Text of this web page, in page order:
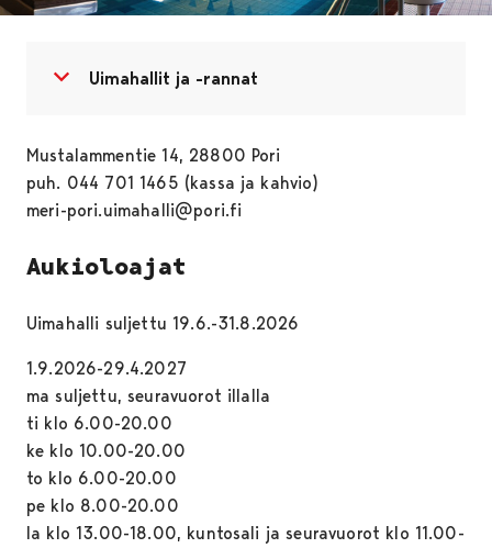
Avaa valikko
Sulje valikko
Uimahallit ja -rannat
Mustalammentie 14, 28800 Pori
puh. 044 701 1465 (kassa ja kahvio)
meri-pori.uimahalli@pori.fi
Aukioloajat
Uimahalli suljettu 19.6.-31.8.2026
1.9.2026-29.4.2027
ma suljettu, seuravuorot illalla
ti klo 6.00-20.00
ke klo 10.00-20.00
to klo 6.00-20.00
pe klo 8.00-20.00
la klo 13.00-18.00, kuntosali ja seuravuorot klo 11.00-